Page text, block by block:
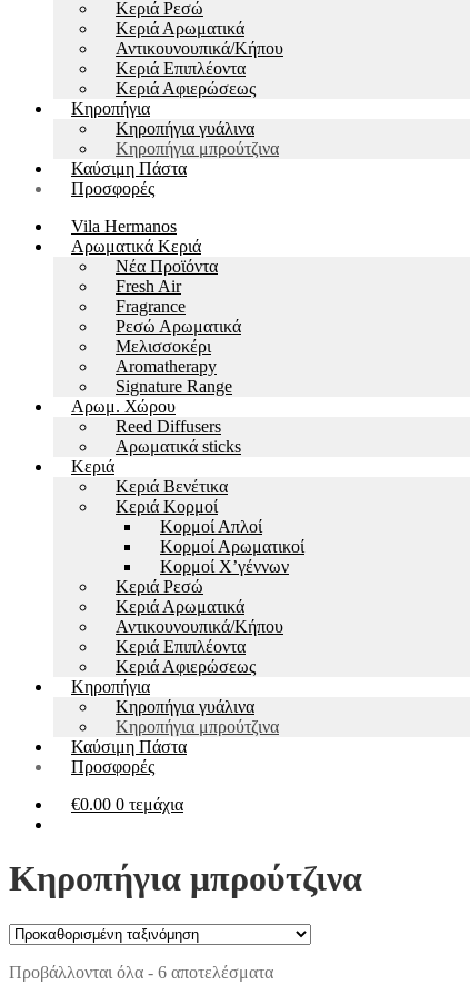
Kεριά Ρεσώ
Κεριά Αρωματικά
Αντικουνουπικά/Κήπου
Kεριά Επιπλέοντα
Κεριά Αφιερώσεως
Κηροπήγια
Κηροπήγια γυάλινα
Κηροπήγια μπρούτζινα
Καύσιμη Πάστα
Προσφορές
Vila Hermanos
Αρωματικά Κεριά
Νέα Προϊόντα
Fresh Air
Fragrance
Ρεσώ Αρωματικά
Μελισσοκέρι
Aromatherapy
Signature Range
Αρωμ. Χώρου
Reed Diffusers
Αρωματικά sticks
Κεριά
Kεριά Βενέτικα
Kεριά Κορμοί
Κορμοί Απλοί
Κορμοί Αρωματικοί
Κορμοί Χ’γέννων
Kεριά Ρεσώ
Κεριά Αρωματικά
Αντικουνουπικά/Κήπου
Kεριά Επιπλέοντα
Κεριά Αφιερώσεως
Κηροπήγια
Κηροπήγια γυάλινα
Κηροπήγια μπρούτζινα
Καύσιμη Πάστα
Προσφορές
€0.00 0 τεμάχια
Κηροπήγια μπρούτζινα
Προβάλλονται όλα - 6 αποτελέσματα